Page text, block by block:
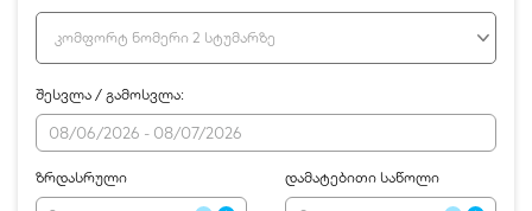
კომფორტ ნომერი 2 სტუმარზე
შესვლა / გამოსვლა:
ზრდასრული დამატებითი საწოლი